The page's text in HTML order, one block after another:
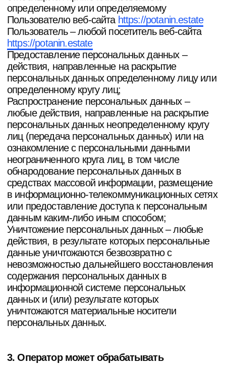
Фамилия, имя, отчество;
Электронный адрес;
Номера телефонов;
Место работы / компания;
Количество сотрудников;
Также на сайте происходит сбор и обработка
обезличенных данных о посетителях (в т.ч.
файлов «cookie») с помощью сервисов
интернет-статистики (Яндекс Метрика и Гугл
Аналитика и других).
4. Цели обработки персональных данных
Цель обработки персональных данных
Пользователя — предоставление доступа
Пользователю к информации и/или
материалам, содержащимся на веб-сайте.
Также Оператор имеет право направлять
Пользователю уведомления о новых продуктах
и услугах, специальных предложениях и
различных событиях. Пользователь всегда
может отказаться от получения
информационных сообщений, направив
Оператору письмо на адрес электронной почты
info@blokgroup.ru
с пометкой «Отказ от
уведомлениях о новых продуктах и услугах и
специальных предложениях».
Обезличенные данные Пользователей,
собираемые с помощью сервисов интернет-
статистики, служат для сбора информации о
действиях Пользователей на сайте, улучшения
качества сайта и его содержания.
5. Правовые основания обработки
персональных данных
Оператор обрабатывает персональные данные
Пользователя только в случае их заполнения и/
сайтеhttps://potanin.estateЗаполняя
соответствующие формы и/или отправляя свои